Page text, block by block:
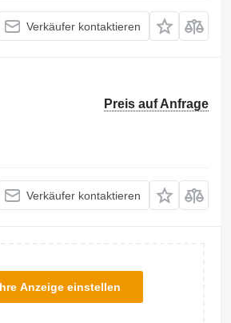
Verkäufer kontaktieren
Preis auf Anfrage
Verkäufer kontaktieren
Anzeige einstellen